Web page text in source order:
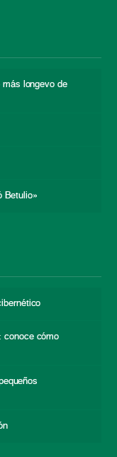
longevo de
Betulio»
conoce cómo